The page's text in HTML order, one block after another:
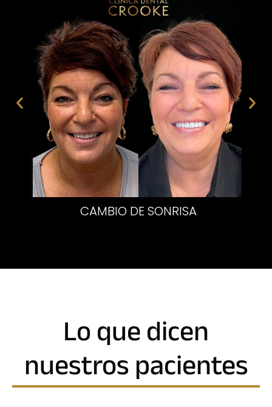
CAMBIO DE SONRISA
Lo que dicen
nuestros pacientes